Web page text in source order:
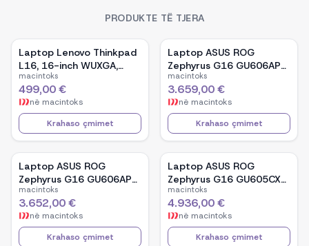
PRODUKTE TË TJERA
Laptop Lenovo Thinkpad
L16, 16-inch WUXGA,
AMD Ryzen 5 Pro-7535U,
16GB Ram DDR5, 512GB
SSD - Black
macintoks
499,00 €
në macintoks
Krahaso çmimet
Laptop ASUS ROG
Zephyrus G16 GU606AP-
TB039W, 16-inch OLED,
Intel Core Ultra 9 386H,
NVIDIA GeForce RTX
5070, 32GB RAM, 1TB
SSD, Windows 11 - White
macintoks
3.659,00 €
në macintoks
Krahaso çmimet
Laptop ASUS ROG
Zephyrus G16 GU606AP-
TB041W, 16-inch OLED,
Intel Core Ultra 9 386H,
NVIDIA GeForce RTX
5070, 32GB RAM, 1TB
macintoks
3.652,00 €
në macintoks
Krahaso çmimet
Laptop ASUS ROG
Zephyrus G16 GU605CX-
QR106W, 16-inch WQXGA
OLED, Intel Core Ultra 9
285H, NVIDIA GeForce
RTX 5090, 32GB RAM,
macintoks
4.936,00 €
në macintoks
Krahaso çmimet